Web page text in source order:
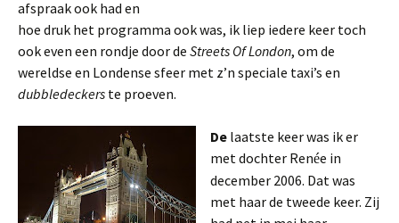
afspraak ook had en
hoe druk het programma ook was, ik liep iedere keer toch
ook even een rondje door de Streets Of London, om de
wereldse en Londense sfeer met z’n speciale taxi’s en
dubbledeckers te proeven.
De laatste keer was ik er
met dochter Renée in
december 2006. Dat was
met haar de tweede keer. Zij